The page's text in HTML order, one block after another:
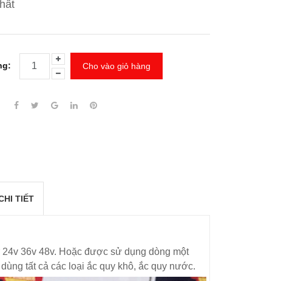
Cho vào giỏ hàng
TIẾT
36v 48v. Hoặc được sử dụng dòng một
tất cả các loại ắc quy khô, ắc quy nước.